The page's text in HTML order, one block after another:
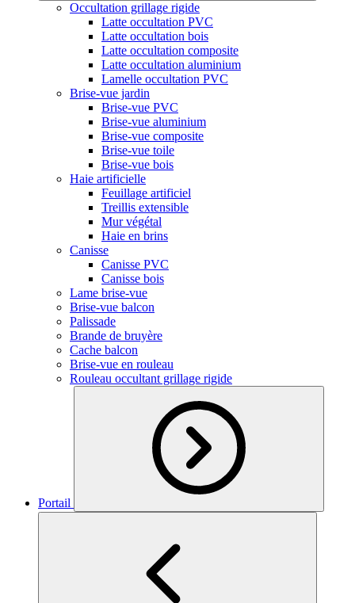
Occultation grillage rigide
Latte occultation PVC
Latte occultation bois
Latte occultation composite
Latte occultation aluminium
Lamelle occultation PVC
Brise-vue jardin
Brise-vue PVC
Brise-vue aluminium
Brise-vue composite
Brise-vue toile
Brise-vue bois
Haie artificielle
Feuillage artificiel
Treillis extensible
Mur végétal
Haie en brins
Canisse
Canisse PVC
Canisse bois
Lame brise-vue
Brise-vue balcon
Palissade
Brande de bruyère
Cache balcon
Brise-vue en rouleau
Rouleau occultant grillage rigide
Portail